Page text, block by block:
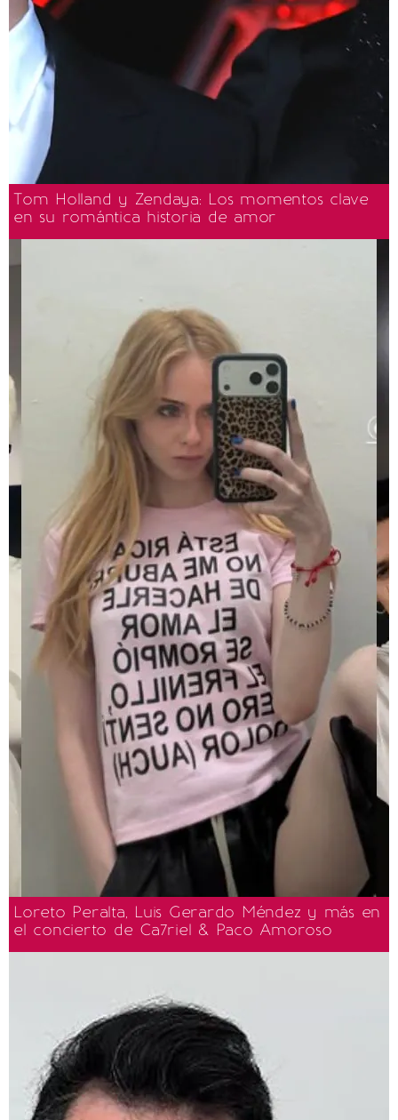
Tom Holland y Zendaya: Los momentos clave
en su romántica historia de amor
Loreto Peralta, Luis Gerardo Méndez y más en
el concierto de Ca7riel & Paco Amoroso